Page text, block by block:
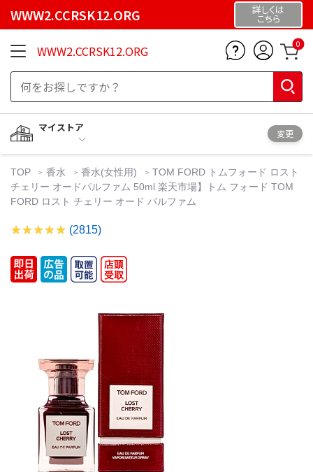
WWW2.CCRSK12.ORG 詳しくは
こちら
WWW2.CCRSK12.ORG 0
マイストア
変更
TOP 香水 香水(女性用)
TOM FORD トムフォード ロスト
チェリー オードパルファム 50ml 楽天市場】トム フォード TOM
FORD ロスト チェリー オード パルファム
(2815)